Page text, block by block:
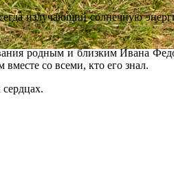
солнечную
и близким Ивана
со всеми, кто его знал.